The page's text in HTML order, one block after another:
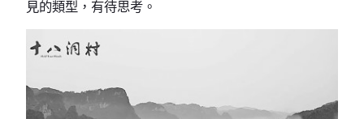
見的類型，有待思考。